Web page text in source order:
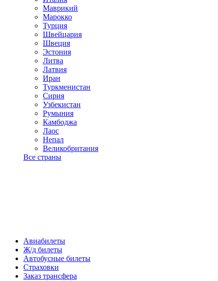
Маврикий
Марокко
Турция
Швейцария
Швеция
Эстония
Литва
Латвия
Иран
Туркменистан
Сирия
Узбекистан
Румыния
Камбоджа
Лаос
Непал
Великобритания
Все страны
Авиабилеты
Ж/д билеты
Автобусные билеты
Страховки
Заказ трансфера